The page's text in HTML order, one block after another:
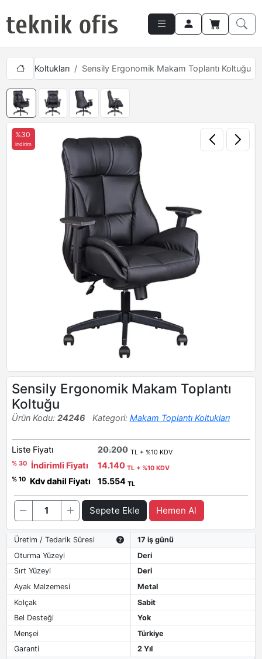
Koltukları Sensily Ergonomik Makam Toplantı Koltuğu
%30
indirim
Sensily Ergonomik Makam Toplantı
Koltuğu
Ürün Kodu: 24246 Kategori: Makam Toplantı Koltukları
Liste Fiyatı 20.200 TL + %10 KDV
% 30
İndirimli Fiyatı 14.140 TL + %10 KDV
% 10
Kdv dahil Fiyatı 15.554 TL
Sepete Ekle Hemen Al
Üretim / Tedarik Süresi
17 iş günü
Oturma Yüzeyi
Deri
Sırt Yüzeyi
Deri
Ayak Malzemesi
Metal
Kolçak
Sabit
Bel Desteği
Yok
Menşei
Türkiye
Garanti
2 Yıl